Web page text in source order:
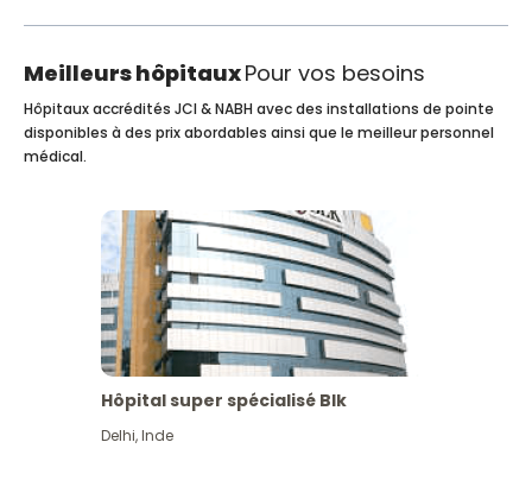
Meilleurs hôpitauxPour vos besoins
Hôpitaux accrédités JCI & NABH avec des installations de pointe
disponibles à des prix abordables ainsi que le meilleur personnel
médical.
Hôpital super spécialisé Blk
Delhi,Inde